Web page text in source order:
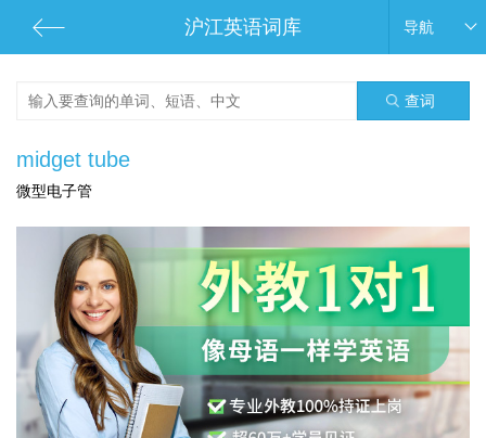
沪江英语词库 导航
查词
midget tube
微型电子管